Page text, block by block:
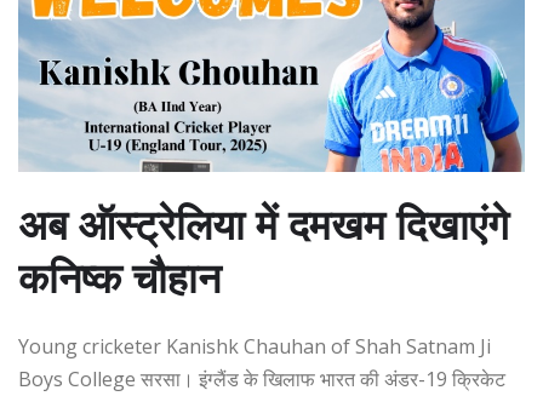
अब ऑस्ट्रेलिया में दमखम दिखाएंगे
कनिष्क चौहान
Young cricketer Kanishk Chauhan of Shah Satnam Ji
Boys College सरसा। इंग्लैंड के खिलाफ भारत की अंडर-19 क्रिकेट